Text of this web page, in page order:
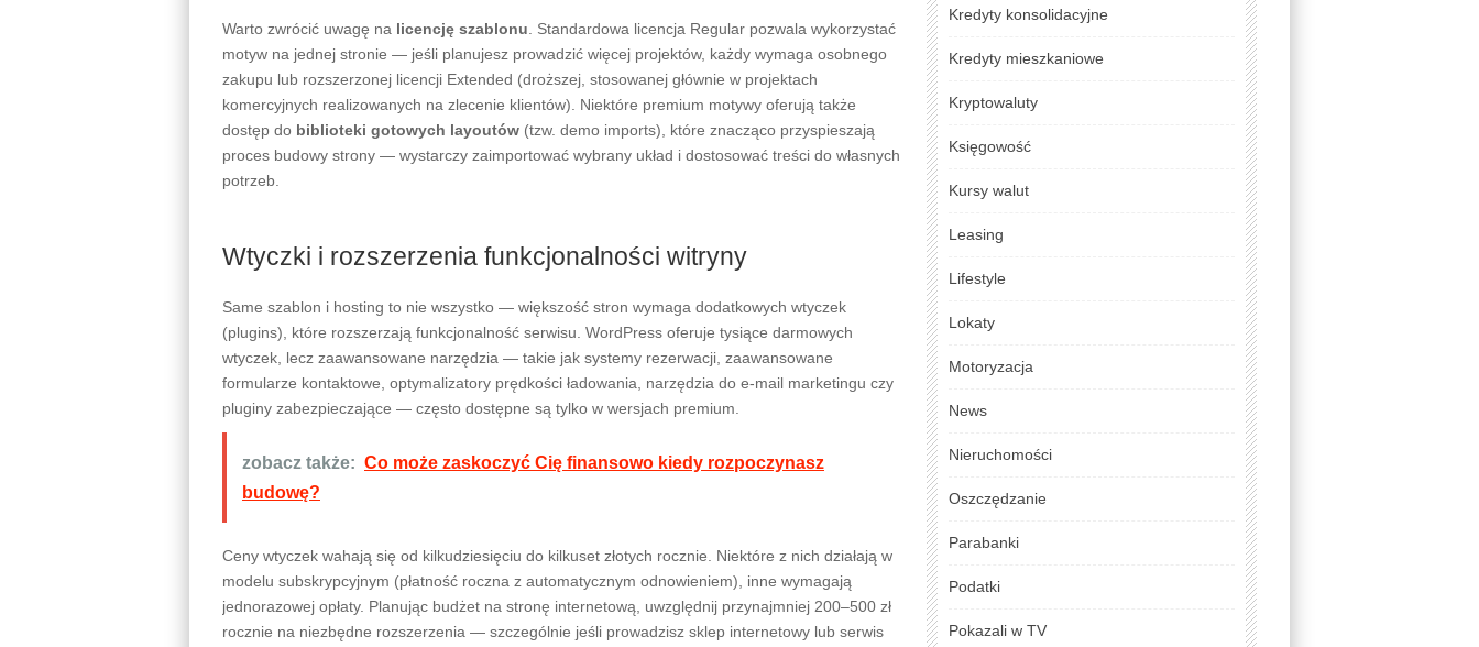
Warto zwrócić uwagę na licencję szablonu . Standardowa licencja Regular pozwala wykorzystać
motyw na jednej stronie — jeśli planujesz prowadzić więcej projektów, każdy wymaga osobnego
zakupu lub rozszerzonej licencji Extended (droższej, stosowanej głównie w projektach
komercyjnych realizowanych na zlecenie klientów). Niektóre premium motywy oferują także
dostęp do biblioteki gotowych layoutów (tzw. demo imports), które znacząco przyspieszają
proces budowy strony — wystarczy zaimportować wybrany układ i dostosować treści do własnych
potrzeb.
Wtyczki i rozszerzenia funkcjonalności witryny
Same szablon i hosting to nie wszystko — większość stron wymaga dodatkowych wtyczek
(plugins), które rozszerzają funkcjonalność serwisu. WordPress oferuje tysiące darmowych
wtyczek, lecz zaawansowane narzędzia — takie jak systemy rezerwacji, zaawansowane
formularze kontaktowe, optymalizatory prędkości ładowania, narzędzia do e-mail marketingu czy
pluginy zabezpieczające — często dostępne są tylko w wersjach premium.
zobacz także: Co może zaskoczyć Cię finansowo kiedy rozpoczynasz
budowę?
Ceny wtyczek wahają się od kilkudziesięciu do kilkuset złotych rocznie. Niektóre z nich działają w
modelu subskrypcyjnym (płatność roczna z automatycznym odnowieniem), inne wymagają
jednorazowej opłaty. Planując budżet na stronę internetową, uwzględnij przynajmniej 200–500 zł
rocznie na niezbędne rozszerzenia — szczególnie jeśli prowadzisz sklep internetowy lub serwis
Kredyty konsolidacyjne
Kredyty mieszkaniowe
Kryptowaluty
Księgowość
Kursy walut
Leasing
Lifestyle
Lokaty
Motoryzacja
News
Nieruchomości
Oszczędzanie
Parabanki
Podatki
Pokazali w TV